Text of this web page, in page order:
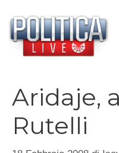
contenuto
Aridaje,
Rutelli